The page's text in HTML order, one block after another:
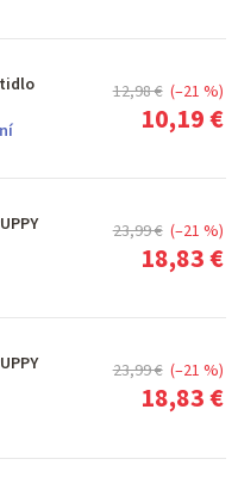
12,98 € (–21 %)
10,19 €
23,99 € (–21 %)
18,83 €
23,99 € (–21 %)
18,83 €